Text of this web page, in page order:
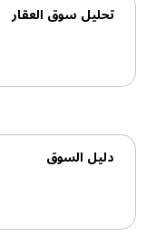
تحليل سوق العقار
دلیل السوق